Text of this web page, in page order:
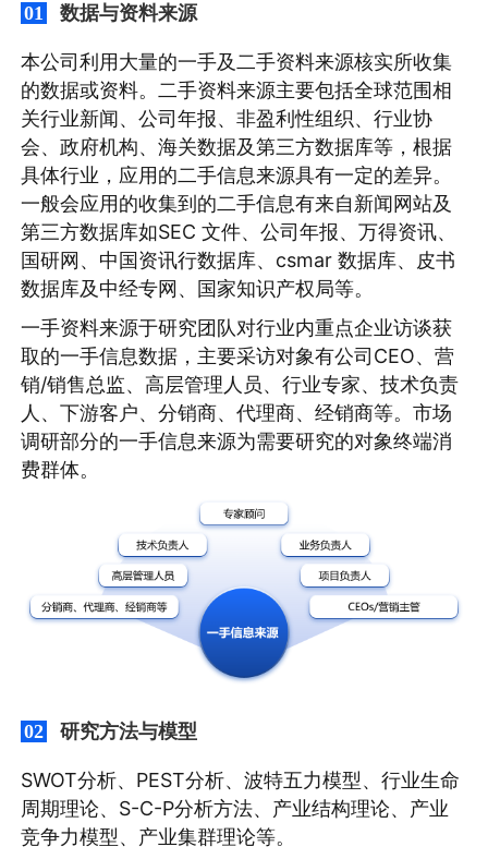
01 数据与资料来源
本公司利用大量的一手及二手资料来源核实所收集
的数据或资料。二手资料来源主要包括全球范围相
关行业新闻、公司年报、非盈利性组织、行业协
会、政府机构、海关数据及第三方数据库等，根据
具体行业，应用的二手信息来源具有一定的差异。
一般会应用的收集到的二手信息有来自新闻网站及
第三方数据库如SEC 文件、公司年报、万得资讯、
国研网、中国资讯行数据库、csmar 数据库、皮书
数据库及中经专网、国家知识产权局等。
一手资料来源于研究团队对行业内重点企业访谈获
取的一手信息数据，主要采访对象有公司CEO、营
销/销售总监、高层管理人员、行业专家、技术负责
人、下游客户、分销商、代理商、经销商等。市场
调研部分的一手信息来源为需要研究的对象终端消
费群体。
02 研究方法与模型
SWOT分析、PEST分析、波特五力模型、行业生命
周期理论、S-C-P分析方法、产业结构理论、产业
竞争力模型、产业集群理论等。